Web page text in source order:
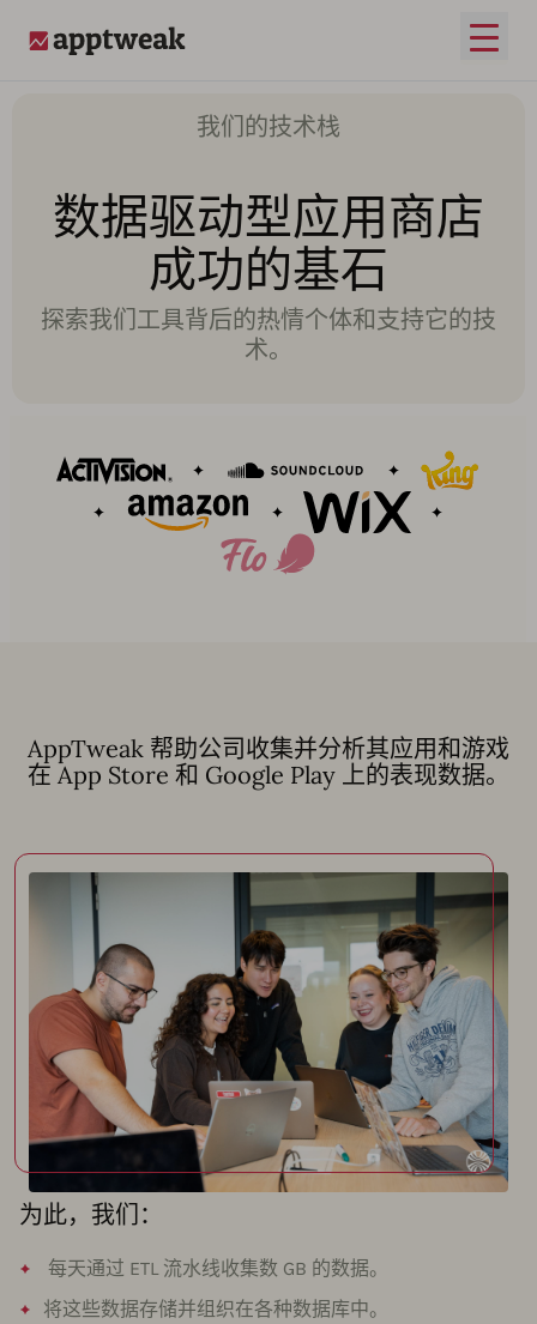
打开
我们的技术栈
数据驱动型应用商店
成功的基石
探索我们工具背后的热情个体和支持它的技
术。
AppTweak 帮助公司收集并分析其应用和游戏
在 App Store 和 Google Play 上的表现数据。
为此，我们：
每天通过 ETL 流水线收集数 GB 的数据。
将这些数据存储并组织在各种数据库中。